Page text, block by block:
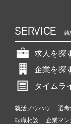
SERVICE 就
求人を探
企業を探
タイムラ
就活ノウハウ 選考
転職相談
企業マン